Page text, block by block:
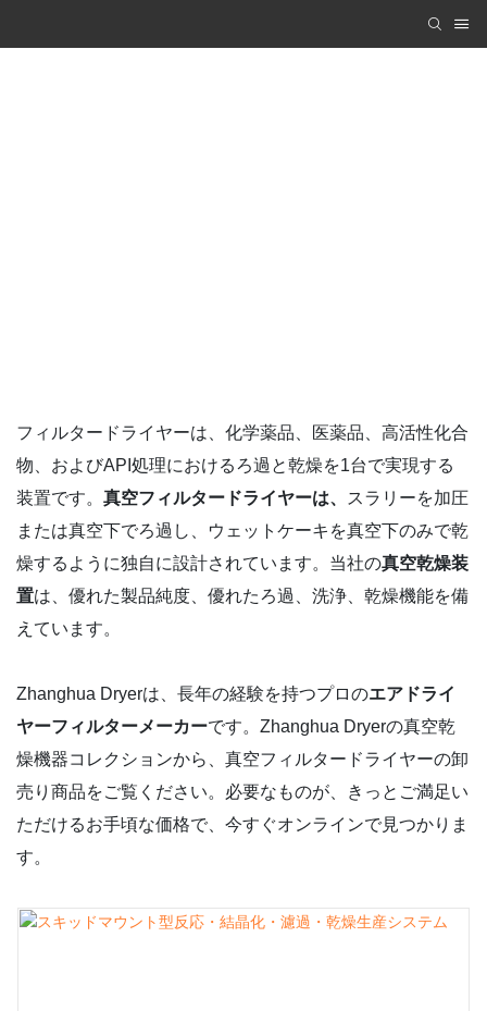
フィルタードライヤーは、化学薬品、医薬品、高活性化合
物、およびAPI処理におけるろ過と乾燥を1台で実現する
装置です。 真空フィルタードライヤーは、
スラリーを加圧
または真空下でろ過し、ウェットケーキを真空下のみで乾
燥するように独自に設計されています。当社の真空乾燥装
置は、優れた製品純度、優れたろ過、洗浄、乾燥機能を備
えています。
Zhanghua Dryerは、長年の経験を持つプロのエアドライ
ヤーフィルターメーカーです。Zhanghua Dryerの真空乾
燥機器コレクションから、真空フィルタードライヤーの卸
売り商品をご覧ください。必要なものが、きっとご満足い
ただけるお手頃な価格で、今すぐオンラインで見つかりま
す。